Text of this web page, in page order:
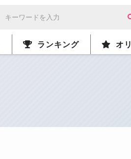
ランキング オ